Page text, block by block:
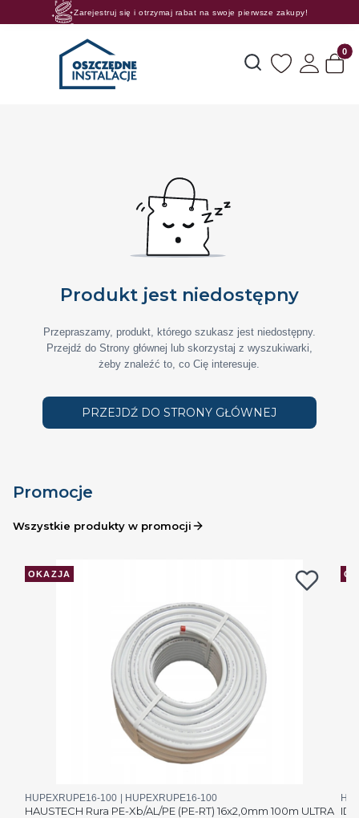
Zarejestruj się i otrzymaj rabat na swoje pierwsze zakupy!
Otwórz wyszukiwarkę
Produkt jest niedostępny
Przepraszamy, produkt, którego szukasz jest niedostępny.
Przejdź do Strony głównej lub skorzystaj z wyszukiwarki,
żeby znaleźć to, co Cię interesuje.
PRZEJDŹ DO STRONY GŁÓWNEJ
Promocje
Wszystkie produkty w promocji
OKAZJA
Kod produktu
HUPEXRUPE16-100 Kod producenta
HUPEXRUPE16-100
HAUSTECH Rura PE-Xb/AL/PE (PE-RT) 16x2,0mm 100m ULTRA